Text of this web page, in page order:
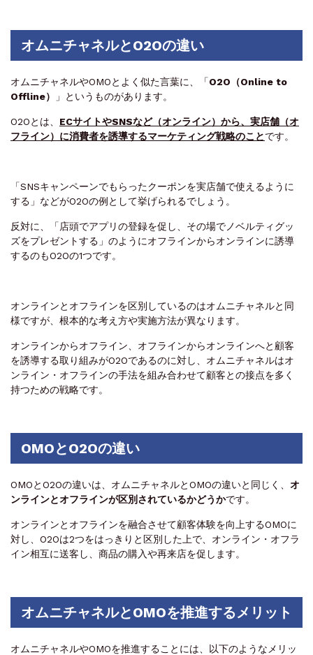
オムニチャネルとO2Oの違い
オムニチャネルやOMOとよく似た言葉に、「O2O（Online to
Offline）
」というものがあります。
O2Oとは、 ECサイトやSNSなど（オンライン）から、実店舗（オ
フライン）に消費者を誘導するマーケティング戦略のことです。
「SNSキャンペーンでもらったクーポンを実店舗で使えるように
する」などがO2Oの例として挙げられるでしょう。
反対に、「店頭でアプリの登録を促し、その場でノベルティグッ
ズをプレゼントする」のようにオフラインからオンラインに誘導
するのもO2Oの1つです。
オンラインとオフラインを区別しているのはオムニチャネルと同
様ですが、根本的な考え方や実施方法が異なります。
オンラインからオフライン、オフラインからオンラインへと顧客
を誘導する取り組みがO2Oであるのに対し、オムニチャネルはオ
ンライン・オフラインの手法を組み合わせて顧客との接点を多く
持つための戦略です。
OMOとO2Oの違い
OMOとO2Oの違いは、オムニチャネルとOMOの違いと同じく、 オ
ンラインとオフラインが区別されているかどうかです。
オンラインとオフラインを融合させて顧客体験を向上するOMOに
対し、O2Oは2つをはっきりと区別した上で、オンライン・オフラ
イン相互に送客し、商品の購入や再来店を促します。
オムニチャネルとOMOを推進するメリット
オムニチャネルやOMOを推進することには、以下のようなメリッ